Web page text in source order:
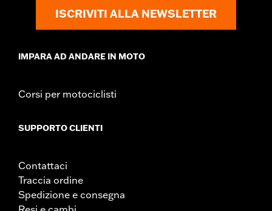
ISCRIVITI ALLA NEWSLETTER
IMPARA AD ANDARE IN MOTO
Corsi per motociclisti
SUPPORTO CLIENTI
Contattaci
Traccia ordine
Spedizione e consegna